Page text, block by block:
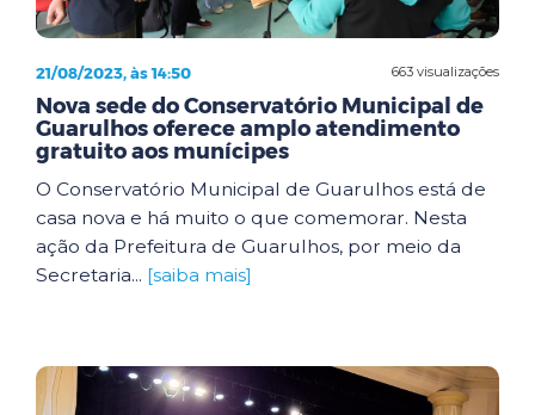
663 visualizações
21/08/2023, às 14:50
Nova sede do Conservatório Municipal de
Guarulhos oferece amplo atendimento
gratuito aos munícipes
O Conservatório Municipal de Guarulhos está de
casa nova e há muito o que comemorar. Nesta
ação da Prefeitura de Guarulhos, por meio da
Secretaria... [saiba mais]